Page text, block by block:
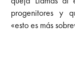
progenitores y
«esto es más